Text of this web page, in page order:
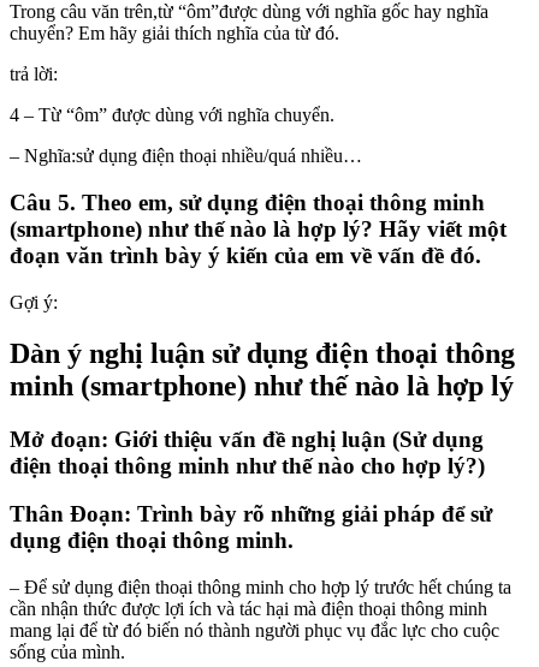
Trong câu văn trên,từ “ôm”được dùng với nghĩa gốc hay nghĩa
chuyển? Em hãy giải thích nghĩa của từ đó.
trả lời:
4 – Từ “ôm” được dùng với nghĩa chuyển.
– Nghĩa:sử dụng điện thoại nhiều/quá nhiều…
Câu 5. Theo em, sử dụng điện thoại thông minh
(smartphone) như thế nào là hợp lý? Hãy viết một
đoạn văn trình bày ý kiến của em về vấn đề đó.
Gợi ý:
Dàn ý nghị luận sử dụng điện thoại thông
minh (smartphone) như thế nào là hợp lý
Mở đoạn: Giới thiệu vấn đề nghị luận (Sử dụng
điện thoại thông minh như thế nào cho hợp lý?)
Thân Đoạn: Trình bày rõ những giải pháp để sử
dụng điện thoại thông minh.
– Để sử dụng điện thoại thông minh cho hợp lý trước hết chúng ta
cần nhận thức được lợi ích và tác hại mà điện thoại thông minh
mang lại để từ đó biến nó thành người phục vụ đắc lực cho cuộc
sống của mình.